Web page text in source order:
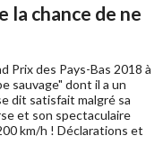
la chance de ne
Prix des Pays-Bas 2018 à
sauvage" dont il a un
dit satisfait malgré sa
et son spectaculaire
km/h ! Déclarations et